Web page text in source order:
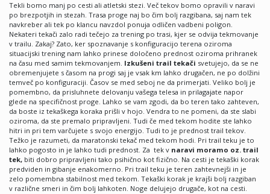
Tekli bomo manj po cesti ali atletski stezi. Več tekov bomo opravili v naravi
po brezpotjih in stezah. Trasa proge naj bo čim bolj razgibana, saj nam tek
navkreber ali tek po klancu navzdol ponuja odličen vadbeni poligon.
Nekateri tekači zalo radi tečejo za trening po trasi, kjer se odvija tekmovanje
v trailu. Zakaj? Zato, ker spoznavanje s konfiguracijo terena oziroma
situacijski trening nam lahko prinese določeno prednost oziroma prihranek
na času med samim tekmovanjem. Izkušeni trail tekači svetujejo, da se ne
obremenjujete s časom na progi saj je vsak km lahko drugačen, ne po dolžini
temveč po konfiguraciji. Časov se med seboj ne da primerjati. Veliko bolj je
pomembno, da prisluhnete delovanju vašega telesa in prilagajate napor
glede na specifičnost proge. Lahko se vam zgodi, da bo teren tako zahteven,
da boste iz tekaškega koraka prišli v hojo. Vendra to ne pomeni, da ste slabi
oziroma, da ste premalo pripravljeni. Tudi če med tekom hodite ste lahko
hitri in pri tem varčujete s svojo energijo. Tudi to je prednost trail tekov.
Težko je razumeti, da maratonski tekač med tekom hodi. Pri trail teku je to
lahko pogosto in je lahko tudi prednost. Za tek v naravi moramo oz. trail
tek, biti dobro pripravljeni tako psihično kot fizično. Na cesti je tekaški korak
predviden in gibanje enakomerno. Pri trail teku je teren zahtevnejši in je
zelo pomembna stabilnost med tekom. Tekaški korak je krajši bolj razgiban
v različne smeri in čim bolj lahkoten. Noge delujejo drugače, kot na cesti.